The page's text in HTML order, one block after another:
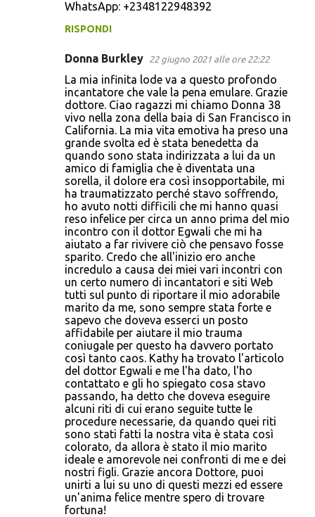
WhatsApp: +2348122948392
RISPONDI
Donna Burkley 22 giugno 2021 alle ore 22:22
La mia infinita lode va a questo profondo
incantatore che vale la pena emulare. Grazie
dottore. Ciao ragazzi mi chiamo Donna 38
vivo nella zona della baia di San Francisco in
California. La mia vita emotiva ha preso una
grande svolta ed è stata benedetta da
quando sono stata indirizzata a lui da un
amico di famiglia che è diventata una
sorella, il dolore era così insopportabile, mi
ha traumatizzato perché stavo soffrendo,
ho avuto notti difficili che mi hanno quasi
reso infelice per circa un anno prima del mio
incontro con il dottor Egwali che mi ha
aiutato a far rivivere ciò che pensavo fosse
sparito. Credo che all'inizio ero anche
incredulo a causa dei miei vari incontri con
un certo numero di incantatori e siti Web
tutti sul punto di riportare il mio adorabile
marito da me, sono sempre stata forte e
sapevo che doveva esserci un posto
affidabile per aiutare il mio trauma
coniugale per questo ha davvero portato
così tanto caos. Kathy ha trovato l'articolo
del dottor Egwali e me l'ha dato, l'ho
contattato e gli ho spiegato cosa stavo
passando, ha detto che doveva eseguire
alcuni riti di cui erano seguite tutte le
procedure necessarie, da quando quei riti
sono stati fatti la nostra vita è stata così
colorato, da allora è stato il mio marito
ideale e amorevole nei confronti di me e dei
nostri figli. Grazie ancora Dottore, puoi
unirti a lui su uno di questi mezzi ed essere
un'anima felice mentre spero di trovare
fortuna!